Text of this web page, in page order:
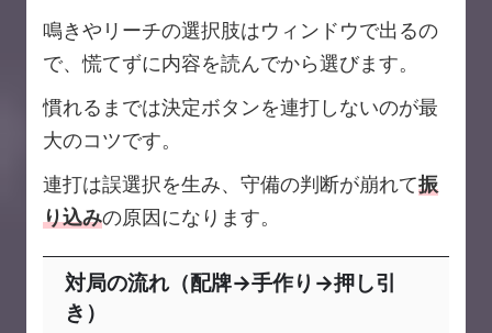
鳴きやリーチの選択肢はウィンドウで出るの
で、慌てずに内容を読んでから選びます。
慣れるまでは決定ボタンを連打しないのが最
大のコツです。
連打は誤選択を生み、守備の判断が崩れて振
り込みの原因になります。
対局の流れ（配牌→手作り→押し引
き）